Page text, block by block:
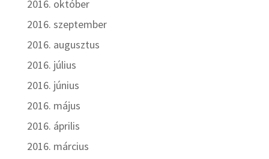
2016. október
2016. szeptember
2016. augusztus
2016. július
2016. június
2016. május
2016. április
2016. március